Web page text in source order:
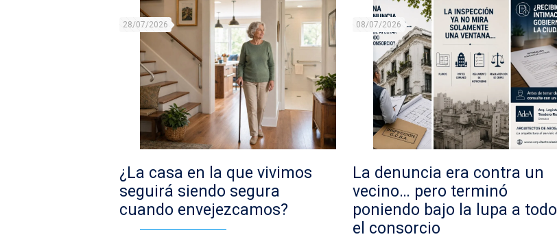
28/07/2026
¿La casa en la que vivimos
seguirá siendo segura
cuando envejezcamos?
08/07/2026
La denuncia era contra un
vecino… pero terminó
poniendo bajo la lupa a todo
el consorcio